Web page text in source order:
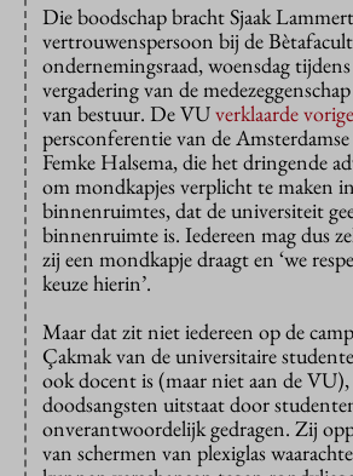
Die boodschap bracht Sjaak
vertrouwenspersoon bij de
ondernemingsraad, woensdag
vergadering van de
van bestuur. De VUverklaarde
persconferentie van de
Femke Halsema, die het dringende
om mondkapjes verplicht te maken
binnenruimtes, dat de universiteit
binnenruimte is. Iedereen mag dus
zij een mondkapje draagt en ‘we
keuze hierin’.
Maar dat zit niet iedereen op de
Çakmak van de universitaire
ook docent is (maar niet aan de
doodsangsten uitstaat door
onverantwoordelijk gedragen. Zij
van schermen van plexiglas